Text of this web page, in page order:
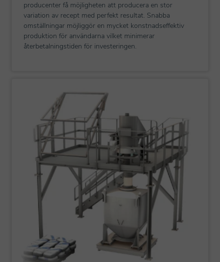
producenter få möjligheten att producera en stor
variation av recept med perfekt resultat. Snabba
omställningar möjliggör en mycket konstnadseffektiv
produktion för användarna vilket minimerar
återbetalningstiden för investeringen.